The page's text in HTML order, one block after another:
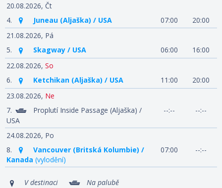
20.08.2026, Čt
4.
Juneau (Aljaška) / USA 07:00
20:00
21.08.2026, Pá
5.
Skagway / USA 06:00
16:00
22.08.2026, So
6.
Ketchikan (Aljaška) / USA 11:00
20:00
23.08.2026, Ne
7.
Proplutí Inside Passage (Aljaška) /
USA
--:-- --:--
24.08.2026, Po
8.
Vancouver (Britská Kolumbie) /
Kanada (vylodění)
07:00 --:--
V destinaci Na palubě